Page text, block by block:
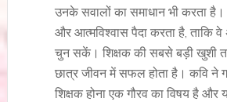
उनके सवालों का समाधान भी करता
और आत्मविश्वास पैदा करता है, ताकि वे
चुन सकें। शिक्षक की सबसे बड़ी खुशी
छात्र जीवन में सफल होता है। कवि ने
शिक्षक होना एक गौरव का विषय है